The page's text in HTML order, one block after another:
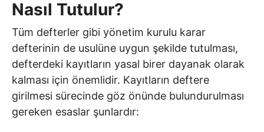
Nasıl Tutulur?
Tüm defterler gibi yönetim kurulu karar
defterinin de usulüne uygun şekilde tutulması,
defterdeki kayıtların yasal birer dayanak olarak
kalması için önemlidir. Kayıtların deftere
girilmesi sürecinde göz önünde bulundurulması
gereken esaslar şunlardır: